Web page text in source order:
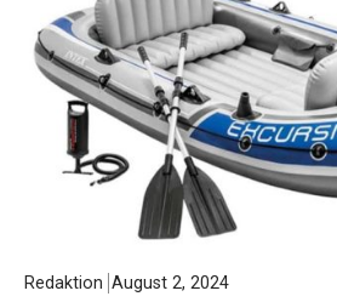
Redaktion August 2, 2024